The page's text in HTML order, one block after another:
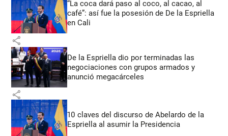
“La coca dará paso al coco, al cacao, al
café”: así fue la posesión de De la Espriella
en Cali
share
De la Espriella dio por terminadas las
negociaciones con grupos armados y
anunció megacárceles
share
10 claves del discurso de Abelardo de la
Espriella al asumir la Presidencia